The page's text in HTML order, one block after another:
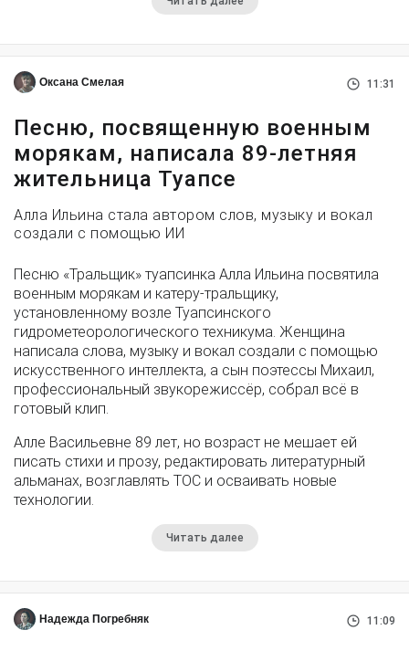
Оксана Смелая 11:31
Песню, посвященную военным
морякам, написала 89-летняя
жительница Туапсе
Алла Ильина стала автором слов, музыку и вокал
создали с помощью ИИ
Песню «Тральщик» туапсинка Алла Ильина посвятила
военным морякам и катеру-тральщику,
установленному возле Туапсинского
гидрометеорологического техникума. Женщина
написала слова, музыку и вокал создали с помощью
искусственного интеллекта, а сын поэтессы Михаил,
профессиональный звукорежиссёр, собрал всё в
готовый клип.
Алле Васильевне 89 лет, но возраст не мешает ей
писать стихи и прозу, редактировать литературный
альманах, возглавлять ТОС и осваивать новые
технологии.
Читать далее
Надежда Погребняк 11:09